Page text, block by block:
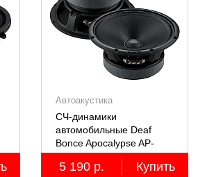
Автоакустика
СЧ-динамики
автомобильные Deaf
Bonce Apocalypse AP-
M61SE PRO
5 190 р. Купить